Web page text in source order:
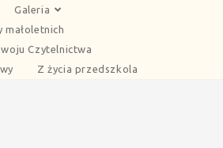
Galeria
małoletnich
Czytelnictwa
Z życia przedszkola